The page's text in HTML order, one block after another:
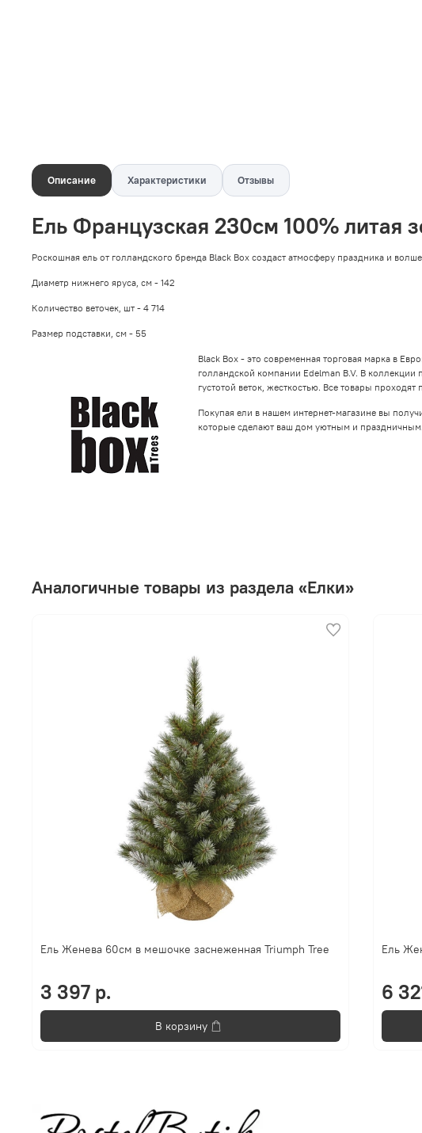
Описание Характеристики Отзывы
Ель Французская 230см 100% литая
Роскошная ель от голландского бренда Black Box создаст атмосферу праздника и
Диаметр нижнего яруса, см - 142
Количество веточек, шт - 4 714
Размер подставки, см - 55
Black Box - это современная торговая марка в
голландской компании Edelman B.V. В
густотой веток, жесткостью. Все товары
Покупая ели в нашем интернет-магазине вы
которые сделают ваш дом уютным и праздничным.
Аналогичные товары из раздела «Елки»
Ель Женева 60см в мешочке заснеженная Triumph Tree
3 397 р.
В корзину
Ель
6